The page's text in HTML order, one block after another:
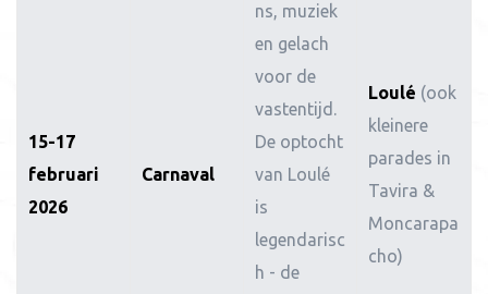
15-17
februari
2026
Carnaval
ns, muziek
en gelach
voor de
vastentijd.
De optocht
van Loulé
is
legendarisc
h - de
Loulé (ook
kleinere
parades in
Tavira &
Moncarapa
cho)